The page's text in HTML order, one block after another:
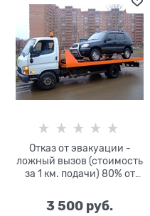
Отказ от эвакуации -
ложный вызов (стоимость
за 1 км. подачи) 80% от
3 500 руб.